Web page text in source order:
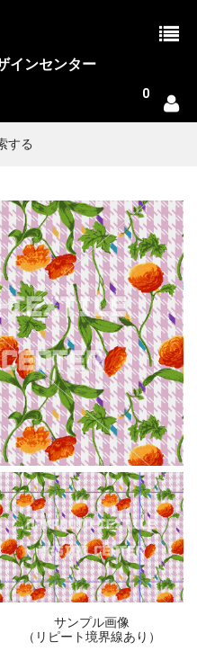
インセンター
0
する
サンプル画像
（リピート境界線あり）